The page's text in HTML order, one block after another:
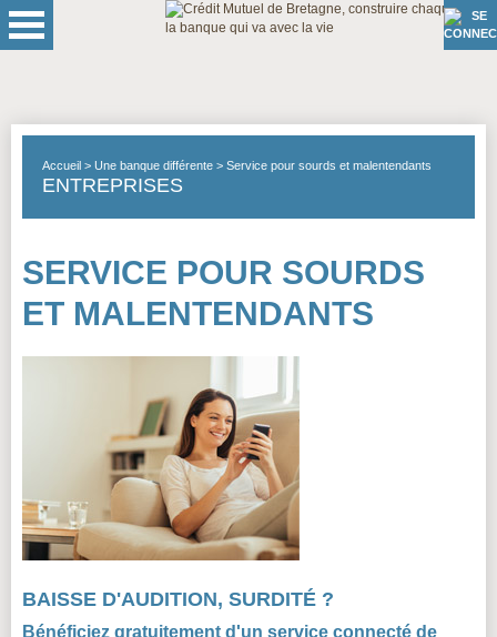
Accueil Une banque différente Service pour sourds et malentendants
ENTREPRISES
SERVICE POUR SOURDS
ET MALENTENDANTS
BAISSE D'AUDITION, SURDITÉ ?
Bénéficiez gratuitement d'un service connecté de